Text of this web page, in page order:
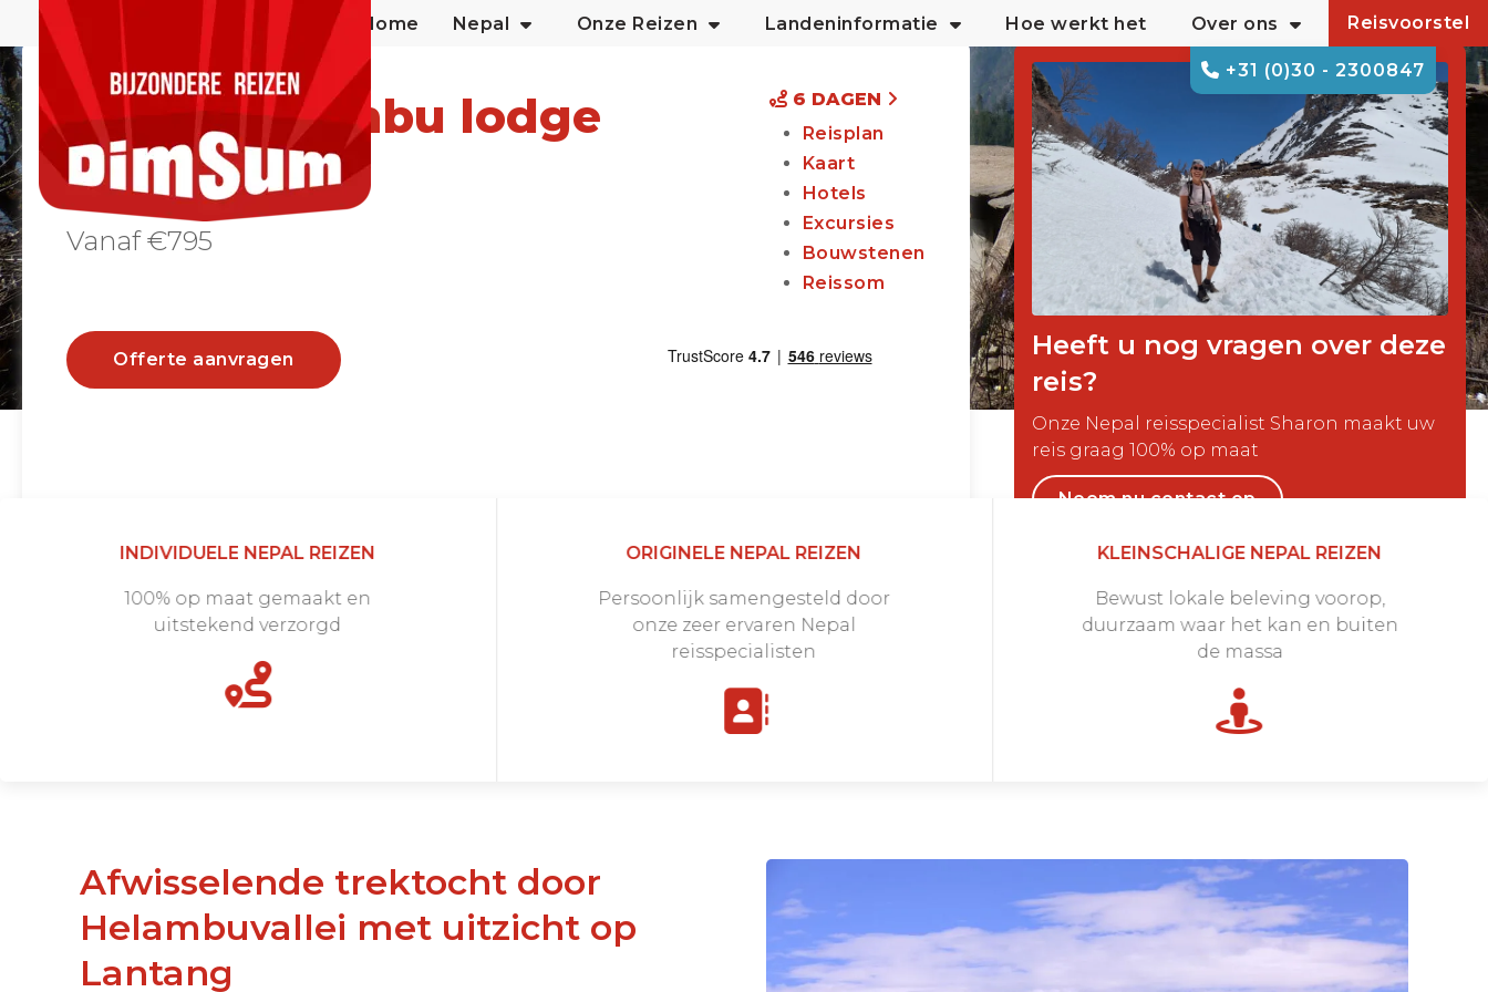
+31 (0)30 - 2300847
Home Nepal Onze Reizen Landeninformatie Hoe werkt het Over ons Reisvoorstel
Nepal Helambu lodge
trek
Vanaf €795
6 DAGEN
Reisplan
Kaart
Hotels
Excursies
Bouwstenen
Reissom
Offerte aanvragen
Heeft u nog vragen over deze
reis?
Onze Nepal reisspecialist Sharon maakt uw
reis graag 100% op maat
Neem nu contact op
INDIVIDUELE NEPAL REIZEN
100% op maat gemaakt en
uitstekend verzorgd
ORIGINELE NEPAL REIZEN
Persoonlijk samengesteld door
onze zeer ervaren Nepal
reisspecialisten
KLEINSCHALIGE NEPAL REIZEN
Bewust lokale beleving voorop,
duurzaam waar het kan en buiten
de massa
Afwisselende trektocht door
Helambuvallei met uitzicht op
Lantang